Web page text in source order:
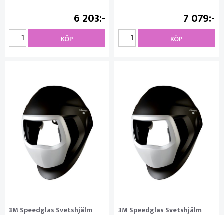
6 203
KÖP
7 079
KÖP
3M Speedglas Svetshjälm
3M Speedglas Svetshjälm